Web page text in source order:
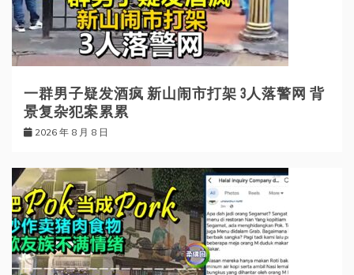
一群男子疑发酒疯 新山闹市打架 3人落警网 背
景复杂犯案累累
2026 年 8 月 8 日